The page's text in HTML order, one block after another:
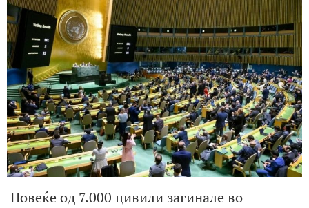
Повеќе од 7.000 цивили загинале во